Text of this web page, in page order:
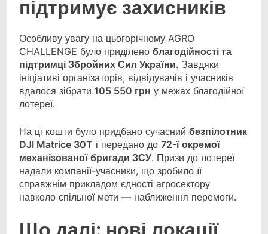
підтримує захисників
Особливу увагу на цьогорічному AGRO
CHALLENGE було приділено благодійності та
підтримці Збройних Сил України. Завдяки
ініціативі організаторів, відвідувачів і учасників
вдалося зібрати 105 550 грн у межах благодійної
лотереї.
На ці кошти було придбано сучасний безпілотник
DJI Matrice 30T і передано до 72-ї окремої
механізованої бригади ЗСУ. Призи до лотереї
надали компанії-учасники, що зробило її
справжнім прикладом єдності агросектору
навколо спільної мети — наближення перемоги.